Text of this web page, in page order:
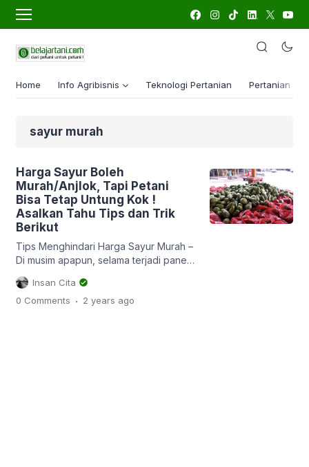
Home Info Agribisnis Teknologi Pertanian Pertanian
sayur murah
Harga Sayur Boleh
Murah/Anjlok, Tapi Petani
Bisa Tetap Untung Kok !
Asalkan Tahu Tips dan Trik
Berikut
Tips Menghindari Harga Sayur Murah –
Di musim apapun, selama terjadi panen
raya harga sayur biasanya mengalami
anjlok yang luar biasa. Mengapa
demikian ? Saat panen raya pasokan
Insan Cita
0 Comments . 2 years ago